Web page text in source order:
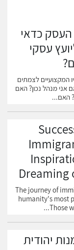
לעזור לך ליצור
מחדש את
יש לקחת בחשבון את
היא שיקול
הללו תשפיע על
ושונות, תזדקקו
הרבים. זה
כדי לעזור לך
בגיליון אלקטרוני
הכרת קהל היעד
לתחומי העניין
תעזור למשתתפים
מוגברת ולייצר
העסק כדאי
עסקי
המקצועיים לצמתים
מנהל נכון? האם
האם...
Dreaming
The journey of
humanity's most
Those
יהודית